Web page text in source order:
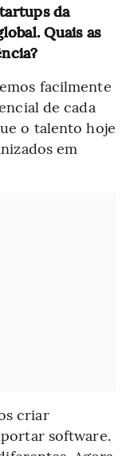
da
Quais as
facilmente
de cada
o talento hoje
em
criar
software.